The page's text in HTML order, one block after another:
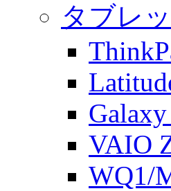
タブレ
VAIO
WQ1/